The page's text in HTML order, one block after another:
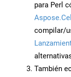
para Perl
compilar/
También